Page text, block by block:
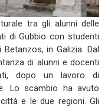
tra gli alunni delle
di Gubbio con studenti
in Galizia. Dal
di alunni e docenti
dopo un lavoro di
Lo scambio ha avuto
e le due regioni. Gli